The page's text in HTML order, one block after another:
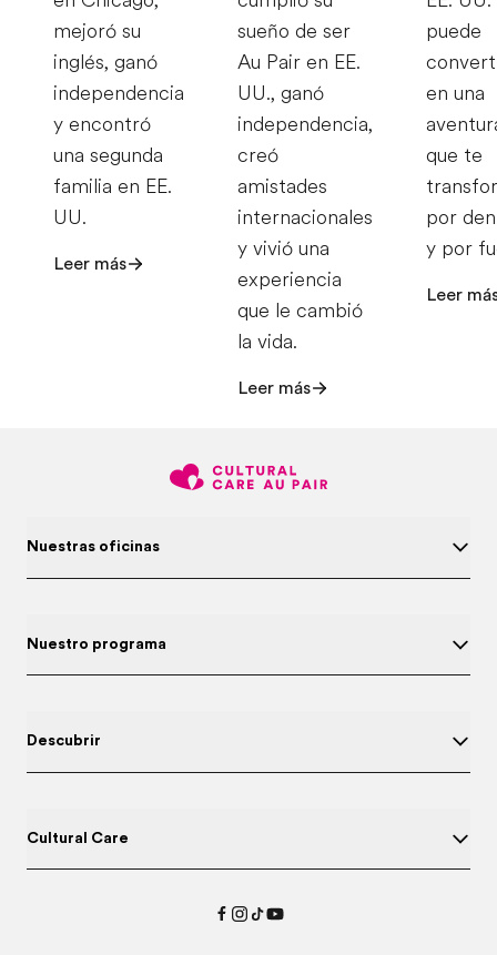
mejoró su
inglés, ganó
independencia
y encontró
una segunda
familia en EE.
UU.
Leer más
sueño de ser
Au Pair en EE.
UU., ganó
independencia,
creó
amistades
internacionales
y vivió una
experiencia
que le cambió
la vida.
Leer más
puede
en una
que te
por
y por
Leer
Nuestras oficinas
Nuestro programa
Descubrir
Cultural Care